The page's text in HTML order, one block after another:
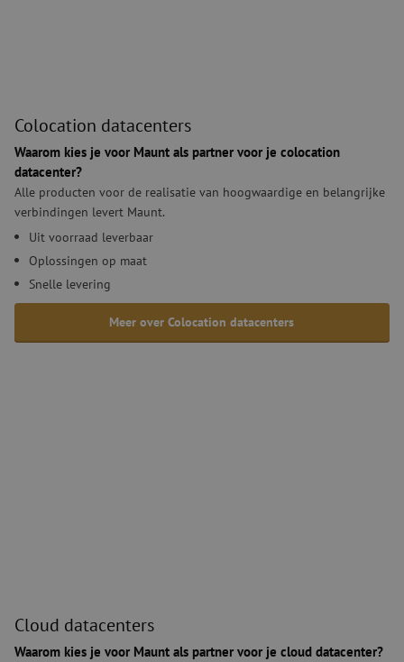
Colocation datacenters
Waarom kies je voor Maunt als partner voor je colocation
datacenter?
Alle producten voor de realisatie van hoogwaardige en belangrijke
verbindingen levert Maunt.
Uit voorraad leverbaar
Oplossingen op maat
Snelle levering
Meer over Colocation datacenters
Cloud datacenters
Waarom kies je voor Maunt als partner voor je cloud datacenter?